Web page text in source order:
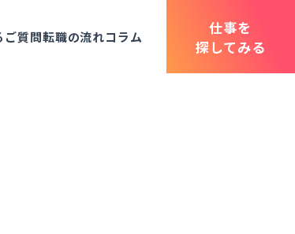
ご質問転職の流れコラム
仕事を
探してみる